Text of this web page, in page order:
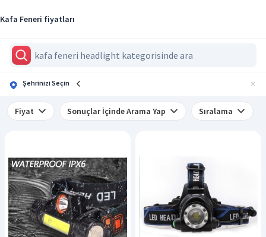
Kafa Feneri fiyatları
Şehrinizi Seçin
Fiyat Sonuçlar İçinde Arama Yap Sıralama